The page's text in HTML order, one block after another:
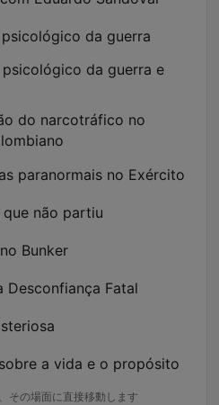
da guerra
da guerra e
do narcotráfico no
paranormais no Exército
que não partiu
Bunker
Desconfiança Fatal
a vida e o propósito
その場面に直接移動します